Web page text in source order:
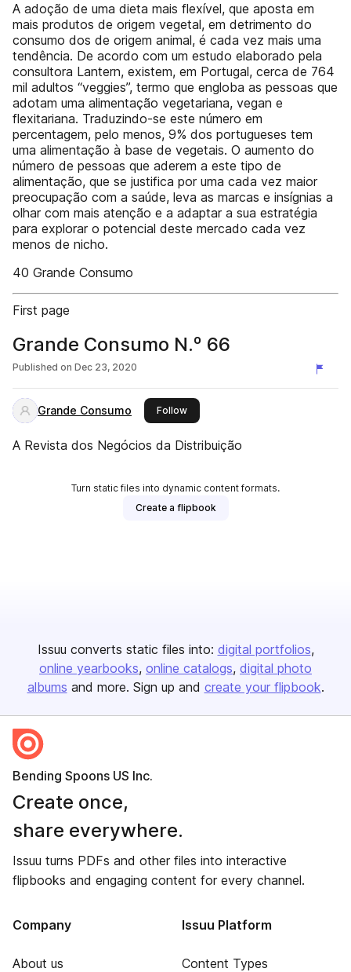
A adoção de uma dieta mais flexível, que aposta em
mais produtos de origem vegetal, em detrimento do
consumo dos de origem animal, é cada vez mais uma
tendência. De acordo com um estudo elaborado pela
consultora Lantern, existem, em Portugal, cerca de 764
mil adultos “veggies”, termo que engloba as pessoas que
adotam uma alimentação vegetariana, vegan e
flexitariana. Traduzindo-se este número em
percentagem, pelo menos, 9% dos portugueses tem
uma alimentação à base de vegetais. O aumento do
número de pessoas que aderem a este tipo de
alimentação, que se justifica por uma cada vez maior
preocupação com a saúde, leva as marcas e insígnias a
olhar com mais atenção e a adaptar a sua estratégia
para explorar o potencial deste mercado cada vez
menos de nicho.
40 Grande Consumo
First page
Grande Consumo N.º 66
Published on Dec 23, 2020
Grande Consumo Followthis publisher
A Revista dos Negócios da Distribuição
Turn static files into dynamic content formats.
Create a flipbook
Issuu converts static files into: digital portfolios
online yearbooks online catalogs digital photo
albums and more. Sign up and create your flipbook.
Bending Spoons US Inc.
Create once,
share everywhere.
Issuu turns PDFs and other files into interactive
flipbooks and engaging content for every channel.
Company
About us
Issuu Platform
Content Types